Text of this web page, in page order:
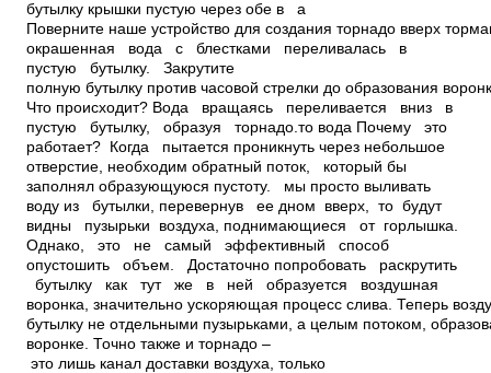
бутылку крышки пустую через обе в а
Поверните наше устройство для создания торнадо вверх
окрашенная вода с блестками переливалась в
пустую бутылку. Закрутите
полную бутылку против часовой стрелки до образования
Что происходит? Вода вращаясь переливается вниз в
пустую бутылку, образуя торнадо.то вода Почему это
работает? Когда пытается проникнуть через небольшое
отверстие, необходим обратный поток, который бы
заполнял образующуюся пустоту. мы просто выливать
воду из бутылки, перевернув ее дном вверх, то будут
видны пузырьки воздуха, поднимающиеся от горлышка.
Однако, это не самый эффективный способ
опустошить объем. Достаточно попробовать раскрутить
бутылку как тут же в ней образуется воздушная
воронка, значительно ускоряющая процесс слива. Теперь
бутылку не отдельными пузырьками, а целым потоком,
воронке. Точно также и торнадо –
это лишь канал доставки воздуха, только